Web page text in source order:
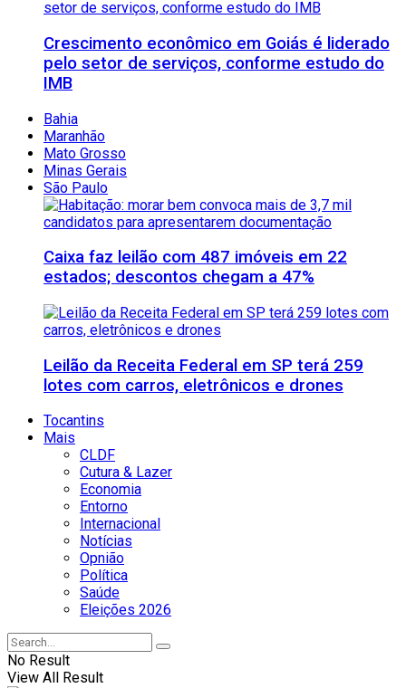
Crescimento econômico em Goiás é liderado
pelo setor de serviços, conforme estudo do
IMB
Bahia
Maranhão
Mato Grosso
Minas Gerais
São Paulo
Caixa faz leilão com 487 imóveis em 22
estados; descontos chegam a 47%
Leilão da Receita Federal em SP terá 259
lotes com carros, eletrônicos e drones
Tocantins
Mais
CLDF
Cutura & Lazer
Economia
Entorno
Internacional
Notícias
Opnião
Política
Saúde
Eleições 2026
No Result
View All Result